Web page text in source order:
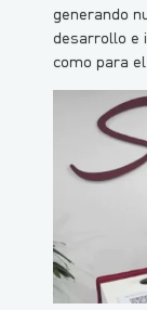
generando
desarrollo e
como para